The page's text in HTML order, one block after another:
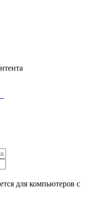
для компьютеров с